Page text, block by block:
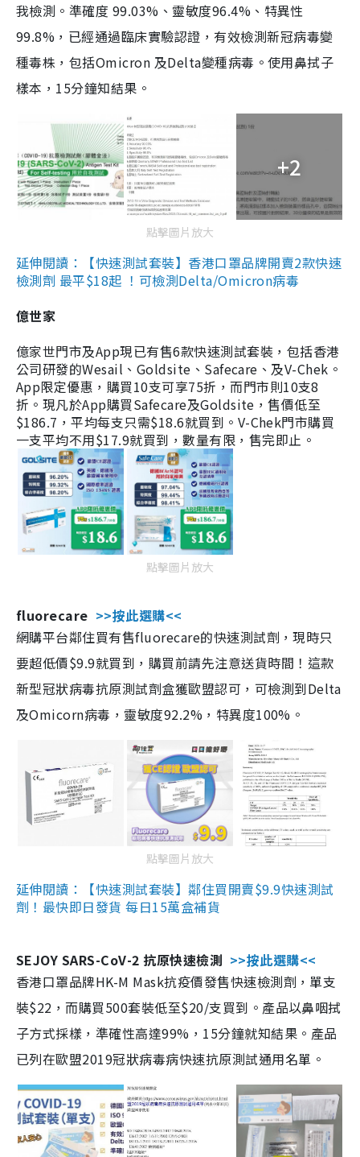
我檢測。準確度 99.03%、靈敏度96.4%、特異性
99.8%，已經通過臨床實驗認證，有效檢測新冠病毒變
種毒株，包括Omicron 及Delta變種病毒。使用鼻拭子
樣本，15分鐘知結果。
+2
點擊圖片放大
延伸閱讀：【快速測試套裝】香港口罩品牌開賣2款快速
檢測劑 最平$18起 ！可檢測Delta/Omicron病毒
億世家
億家世門市及App現已有售6款快速測試套裝，包括香港
公司研發的Wesail、Goldsite、Safecare、及V-Chek。
App限定優惠，購買10支可享75折，而門市則10支8
折。現凡於App購買Safecare及Goldsite，售價低至
$186.7，平均每支只需$18.6就買到。V-Chek門市購買
一支平均不用$17.9就買到，數量有限，售完即止。
點擊圖片放大
fluorecare >>按此選購<<
網購平台鄰住買有售fluorecare的快速測試劑，現時只
要超低價$9.9就買到，購買前請先注意送貨時間！這款
新型冠狀病毒抗原測試劑盒獲歐盟認可，可檢測到Delta
及Omicorn病毒，靈敏度92.2%，特異度100%。
點擊圖片放大
延伸閱讀：【快速測試套裝】鄰住買開賣$9.9快速測試
劑！最快即日發貨 每日15萬盒補貨
SEJOY SARS-CoV-2 抗原快速檢測 >>按此選購<<
香港口罩品牌HK-M Mask抗疫價發售快速檢測劑，單支
裝$22，而購買500套裝低至$20/支買到。產品以鼻咽拭
子方式採樣，準確性高達99%，15分鐘就知結果。產品
已列在歐盟2019冠狀病毒病快速抗原測試通用名單。